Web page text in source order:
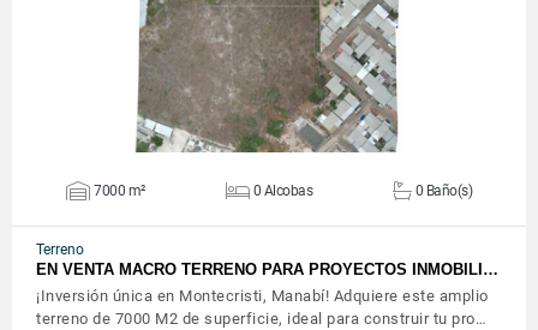
7000 m² 0 Alcobas 0 Baño(s)
Terreno
EN VENTA MACRO TERRENO PARA PROYECTOS INMOBILI…
¡Inversión única en Montecristi, Manabí! Adquiere este amplio
terreno de 7000 M2 de superficie, ideal para construir tu pro…